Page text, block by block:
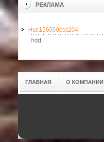
РЕКЛАМА
Huc156060css204
, hdd.
ГЛАВНАЯ О КОМПАНИИ